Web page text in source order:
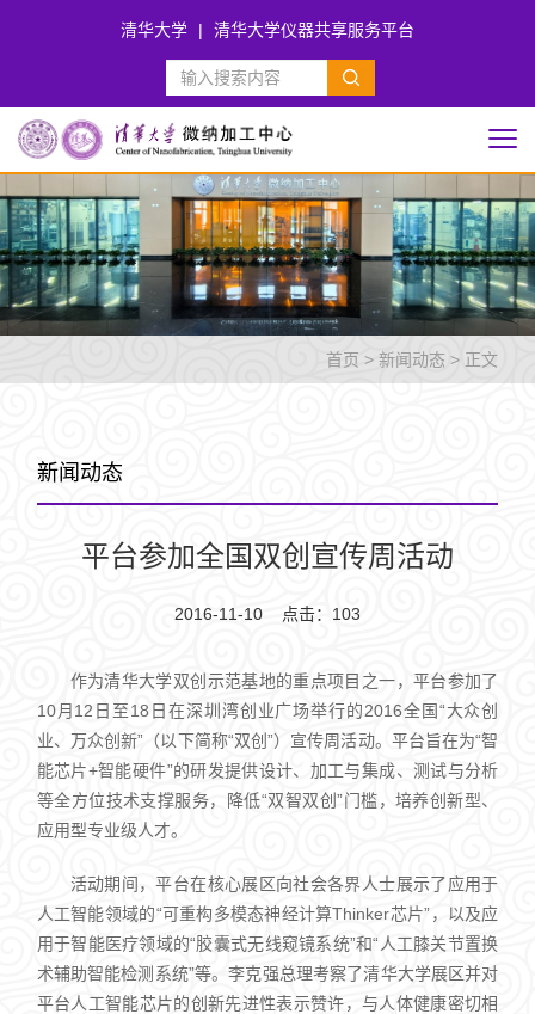
清华大学 | 清华大学仪器共享服务平台
首页 >新闻动态 > 正文
新闻动态
平台参加全国双创宣传周活动
2016-11-10 点击： 103
作为清华大学双创示范基地的重点项目之一，平台参加了
10月12日至18日在深圳湾创业广场举行的2016全国“大众创
业、万众创新”（以下简称“双创”）宣传周活动。平台旨在为“智
能芯片+智能硬件”的研发提供设计、加工与集成、测试与分析
等全方位技术支撑服务，降低“双智双创”门槛，培养创新型、
应用型专业级人才。
活动期间，平台在核心展区向社会各界人士展示了应用于
人工智能领域的“可重构多模态神经计算Thinker芯片”，以及应
用于智能医疗领域的“胶囊式无线窥镜系统”和“人工膝关节置换
术辅助智能检测系统”等。李克强总理考察了清华大学展区并对
平台人工智能芯片的创新先进性表示赞许，与人体健康密切相